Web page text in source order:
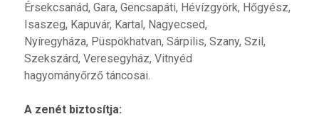
Érsekcsanád, Gara, Gencsapáti, Hévízgyörk, Hőgyész,
Isaszeg, Kapuvár, Kartal, Nagyecsed,
Nyíregyháza, Püspökhatvan, Sárpilis, Szany, Szil,
Szekszárd, Veresegyház, Vitnyéd
hagyományőrző táncosai.
A zenét biztosítja: